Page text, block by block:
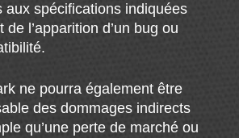
aux spécifications indiquées
l’apparition d’un bug ou
ne pourra également être
des dommages indirects
qu’une perte de marché ou